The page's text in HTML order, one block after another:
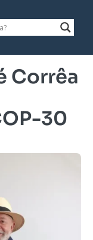
Corrêa
30